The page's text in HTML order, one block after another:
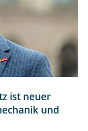
ist neuer
und